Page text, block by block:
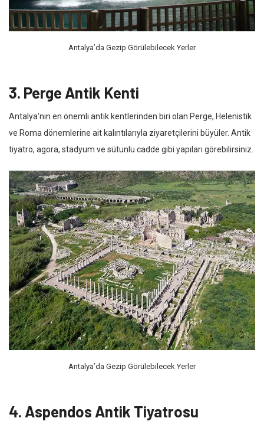
Antalya’da Gezip Görülebilecek Yerler
3. Perge Antik Kenti
Antalya’nın en önemli antik kentlerinden biri olan Perge, Helenistik
ve Roma dönemlerine ait kalıntılarıyla ziyaretçilerini büyüler. Antik
tiyatro, agora, stadyum ve sütunlu cadde gibi yapıları görebilirsiniz.
Antalya’da Gezip Görülebilecek Yerler
4. Aspendos Antik Tiyatrosu